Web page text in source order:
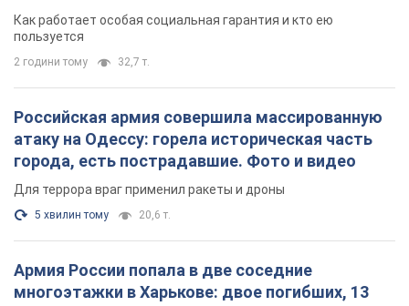
поселился
Как работает особая социальная гарантия и кто ею
пользуется
2 години тому 32,7 т.
Российская армия совершила массированную
атаку на Одессу: горела историческая часть
города, есть пострадавшие. Фото и видео
Для террора враг применил ракеты и дроны
5 хвилин тому 20,6 т.
Армия России попала в две соседние
многоэтажки в Харькове: двое погибших, 13